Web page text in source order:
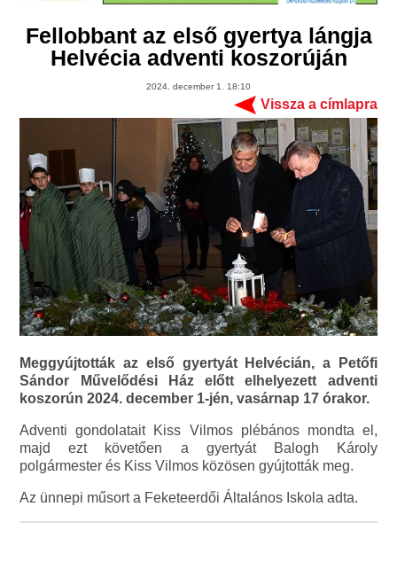
Fellobbant az első gyertya lángja
Helvécia adventi koszorúján
2024. december 1. 18:10
Vissza a címlapra
Meggyújtották az első gyertyát Helvécián, a Petőfi
Sándor Művelődési Ház előtt elhelyezett adventi
koszorún 2024. december 1-jén, vasárnap 17 órakor.
Adventi gondolatait Kiss Vilmos plébános mondta el,
majd ezt követően a gyertyát Balogh Károly
polgármester és Kiss Vilmos közösen gyújtották meg.
Az ünnepi műsort a Feketeerdői Általános Iskola adta.